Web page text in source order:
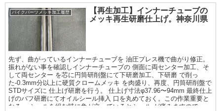
バイクパーツメッキ加工履歴
【再生加工】インナーチューブの
メッキ再生研磨仕上げ。神奈川県
先ず、曲がっているインナーチューブを 油圧プレス機で曲がり修正。
振れがない事を確認しインナーチューブの 側面に両センター加工、そ
して両センター を芯に円筒研削盤にて下研磨加工、下研磨 で削っ
た-0.3mm分以上に硬質クロームメッキ を肉盛り、再度、円筒研削盤で
STDサイズに 仕上げ研磨を行う。 仕上げ寸法φ37.96〜94mm 最終仕上
げのバフ研磨にてオイルシール挿入 口を丸めておく。この作業重要と
なる。 シールを組む時に角が立っているとシール が痛みますので